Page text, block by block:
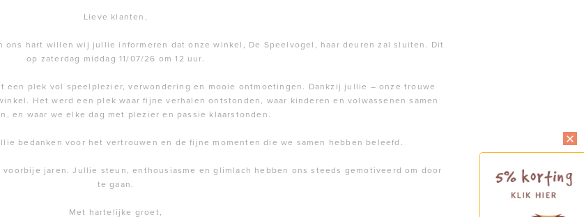
Lieve klanten,
hart willen wij jullie informeren dat onze winkel, De Speelvogel, haar deuren zal sluiten. Dit
op zaterdag middag 11/07/26 om 12 uur.
een plek vol speelplezier, verwondering en mooie ontmoetingen. Dankzij jullie – onze trouwe
Het werd een plek waar fijne verhalen ontstonden, waar kinderen en volwassenen samen
en waar we elke dag met plezier en passie klaarstonden.
bedanken voor het vertrouwen en de fijne momenten die we samen hebben beleefd.
jaren. Jullie steun, enthousiasme en glimlach hebben ons steeds gemotiveerd om door
te gaan.
Met hartelijke groet,